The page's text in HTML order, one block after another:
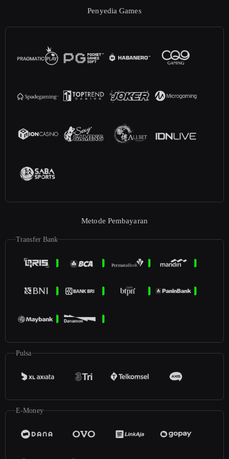
Penyedia Games
Metode Pembayaran
Transfer Bank
Pulsa
E-Money